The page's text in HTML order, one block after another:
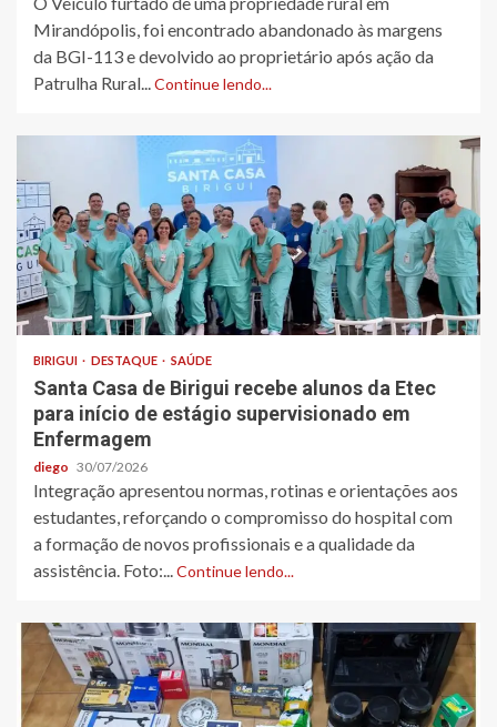
Mirandópolis, foi encontrado abandonado às margens
da BGI-113 e devolvido ao proprietário após ação da
Patrulha Rural...Continue lendo...
BIRIGUI DESTAQUE SAÚDE
Santa Casa de Birigui recebe alunos da Etec
para início de estágio supervisionado em
Enfermagem
diego 30/07/2026
Integração apresentou normas, rotinas e orientações aos
estudantes, reforçando o compromisso do hospital com
a formação de novos profissionais e a qualidade da
assistência. Foto:...Continue lendo...